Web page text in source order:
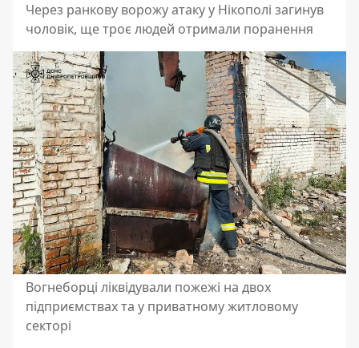
Через ранкову ворожу атаку у Нікополі загинув
чоловік, ще троє людей отримали поранення
Вогнеборці ліквідували пожежі на двох
підприємствах та у приватному житловому
секторі